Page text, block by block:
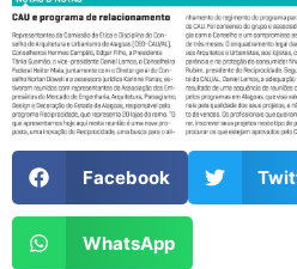
Facebook
WhatsApp